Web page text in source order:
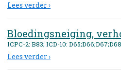
Lees verder ›
Bloedingsneiging,
ICPC-2: B83; ICD-10:
Lees verder ›